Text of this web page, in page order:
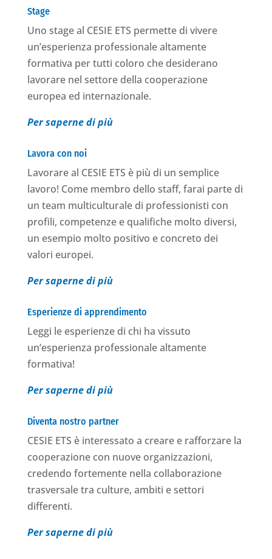
Stage
Uno stage al CESIE ETS permette di vivere
un’esperienza professionale altamente
formativa per tutti coloro che desiderano
lavorare nel settore della cooperazione
europea ed internazionale.
Per saperne di più
Lavora con noi
Lavorare al CESIE ETS è più di un semplice
lavoro! Come membro dello staff, farai parte di
un team multiculturale di professionisti con
profili, competenze e qualifiche molto diversi,
un esempio molto positivo e concreto dei
valori europei.
Per saperne di più
Esperienze di apprendimento
Leggi le esperienze di chi ha vissuto
un’esperienza professionale altamente
formativa!
Per saperne di più
Diventa nostro partner
CESIE ETS è interessato a creare e rafforzare la
cooperazione con nuove organizzazioni,
credendo fortemente nella collaborazione
trasversale tra culture, ambiti e settori
differenti.
Per saperne di più